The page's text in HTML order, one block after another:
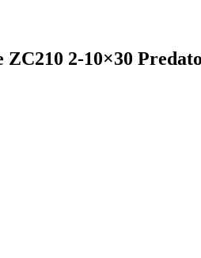
ZC210 2-10×30